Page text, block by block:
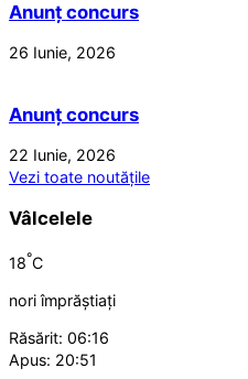
Anunț concurs
26 Iunie, 2026
Anunț concurs
22 Iunie, 2026
Vezi toate noutățile
Vâlcelele
18°C
nori împrăștiați
Răsărit: 06:16
Apus: 20:51